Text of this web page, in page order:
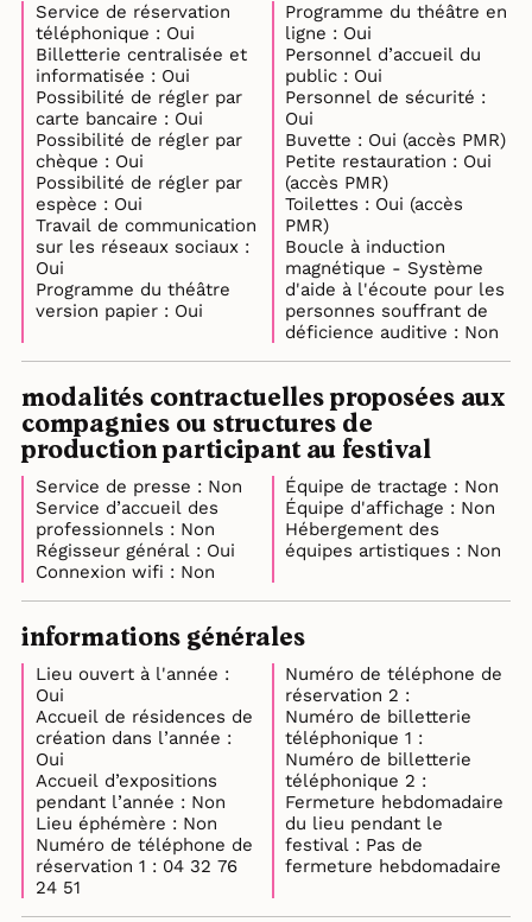
Service de réservation
téléphonique : Oui
Billetterie centralisée et
informatisée : Oui
Possibilité de régler par
carte bancaire : Oui
Possibilité de régler par
chèque : Oui
Possibilité de régler par
espèce : Oui
Travail de communication
sur les réseaux sociaux :
Oui
Programme du théâtre
version papier : Oui
Programme du théâtre en
ligne : Oui
Personnel d’accueil du
public : Oui
Personnel de sécurité :
Oui
Buvette : Oui (accès PMR)
Petite restauration : Oui
(accès PMR)
Toilettes : Oui (accès
PMR)
Boucle à induction
magnétique - Système
d'aide à l'écoute pour les
personnes souffrant de
déficience auditive : Non
modalités contractuelles proposées aux
compagnies ou structures de
production participant au festival
Service de presse : Non
Service d’accueil des
professionnels : Non
Régisseur général : Oui
Connexion wifi : Non
Équipe de tractage : Non
Équipe d'affichage : Non
Hébergement des
équipes artistiques : Non
informations générales
Lieu ouvert à l'année :
Oui
Accueil de résidences de
création dans l’année :
Oui
Accueil d’expositions
pendant l’année : Non
Lieu éphémère : Non
Numéro de téléphone de
réservation 1 : 04 32 76
24 51
Numéro de téléphone de
réservation 2 :
Numéro de billetterie
téléphonique 1 :
Numéro de billetterie
téléphonique 2 :
Fermeture hebdomadaire
du lieu pendant le
festival : Pas de
fermeture hebdomadaire